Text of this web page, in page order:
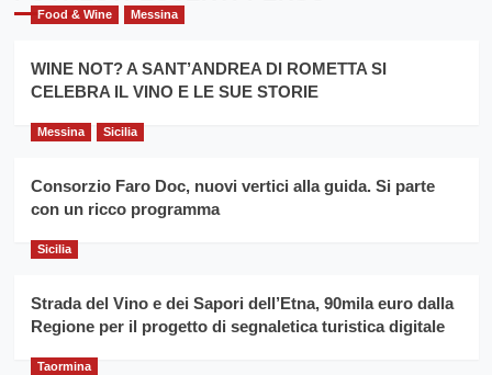
per
la
filiera
grano
Giarre
Montesalice
per
il
anno
Franco
Caruso
Food & Wine Messina
WINE NOT? A SANT’ANDREA DI ROMETTA SI
CELEBRA IL VINO E LE SUE STORIE
Messina Sicilia
Consorzio Faro Doc, nuovi vertici alla guida. Si parte
con un ricco programma
Sicilia
Strada del Vino e dei Sapori dell’Etna, 90mila euro dalla
Regione per il progetto di segnaletica turistica digitale
Taormina